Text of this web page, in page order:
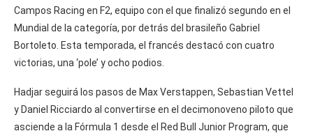
Campos Racing en F2, equipo con el que finalizó segundo en el
Mundial de la categoría, por detrás del brasileño Gabriel
Bortoleto. Esta temporada, el francés destacó con cuatro
victorias, una ‘pole’ y ocho podios.
Hadjar seguirá los pasos de Max Verstappen, Sebastian Vettel
y Daniel Ricciardo al convertirse en el decimonoveno piloto que
asciende a la Fórmula 1 desde el Red Bull Junior Program, que